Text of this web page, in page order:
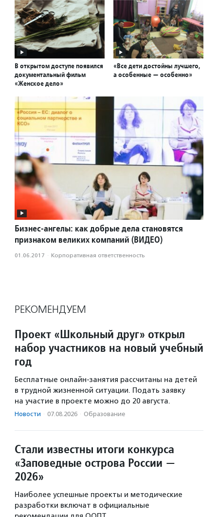
В открытом доступе появился
документальный фильм
«Женское дело»
«Все дети достойны лучшего,
а особенные — особенно»
Бизнес-ангелы: как добрые дела становятся
признаком великих компаний (ВИДЕО)
01.06.2017 · Корпоративная ответственность
РЕКОМЕНДУЕМ
Проект «Школьный друг» открыл
набор участников на новый учебный
год
Бесплатные онлайн-занятия рассчитаны на детей
в трудной жизненной ситуации. Подать заявку
на участие в проекте можно до 20 августа.
Новости · 07.08.2026 · Образование
Стали известны итоги конкурса
«Заповедные острова России —
2026»
Наиболее успешные проекты и методические
разработки включат в официальные